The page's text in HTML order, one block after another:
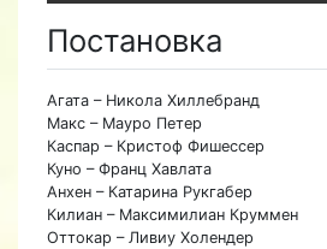
Постановка
Агата – Никола Хиллебранд
Макс – Мауро Петер
Каспар – Кристоф Фишессер
Куно – Франц Хавлата
Анхен – Катарина Рукгабер
Килиан – Максимилиан Круммен
Оттокар – Ливиу Холендер